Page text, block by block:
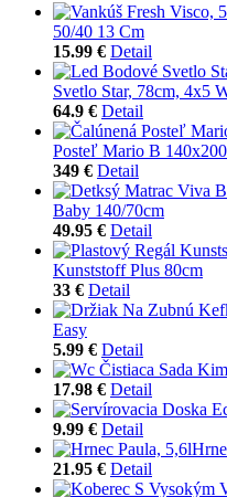
50/40 13 Cm
15.99 € Detail
Svetlo Star, 78cm, 4x5
64.9 € Detail
Posteľ Mario B
349 € Detail
Baby 140/70cm
49.95 € Detail
Kunststoff Plus 80cm
33 € Detail
Easy
5.99 € Detail
17.98 € Detail
9.99 € Detail
21.95 € Detail